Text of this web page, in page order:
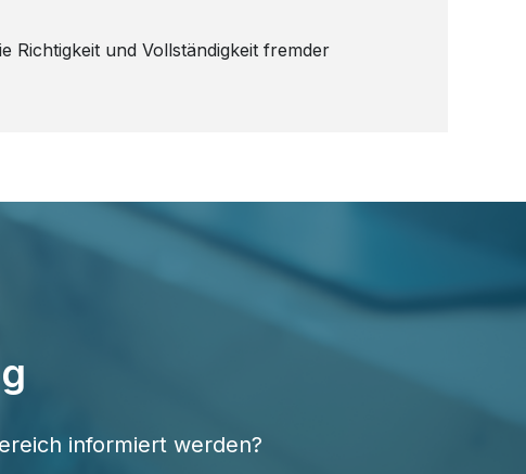
Richtigkeit und Vollständigkeit fremder
informiert werden?